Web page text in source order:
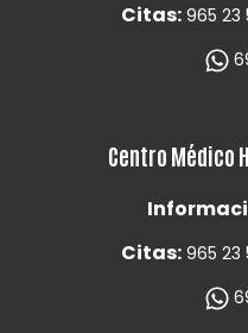
Citas: 965 23
Centro Médico
Citas: 965 23